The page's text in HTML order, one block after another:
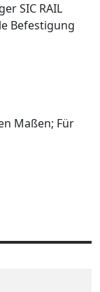
SIC RAIL
Befestigung
Maßen; Für